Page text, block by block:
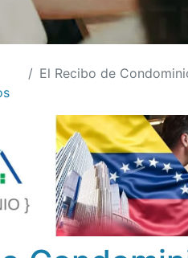
El Recibo de Condominio como Título